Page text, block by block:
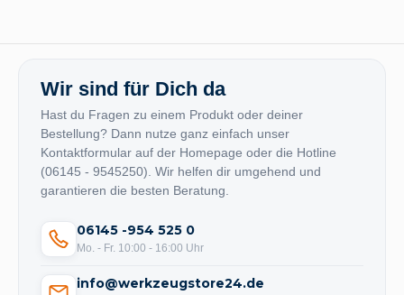
Wir sind für Dich da
Hast du Fragen zu einem Produkt oder deiner
Bestellung? Dann nutze ganz einfach unser
Kontaktformular auf der Homepage oder die Hotline
(06145 - 9545250). Wir helfen dir umgehend und
garantieren die besten Beratung.
06145 -954 525 0
Mo. - Fr. 10:00 - 16:00 Uhr
info@werkzeugstore24.de